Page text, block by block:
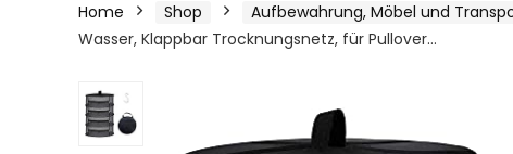
Home Shop Aufbewahrung, Möbel und
Wasser, Klappbar Trocknungsnetz, für Pullover…